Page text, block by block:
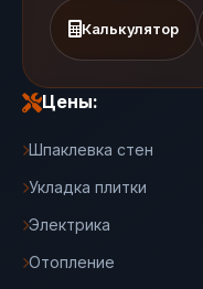
Калькулятор
Цены:
Шпаклевка стен
Укладка плитки
Электрика
Отопление